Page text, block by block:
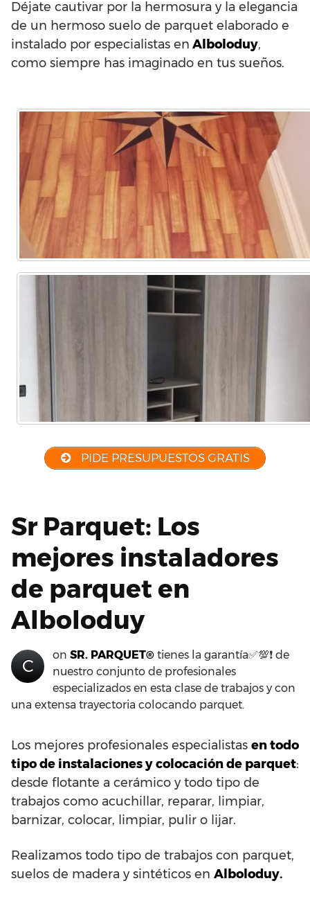
Déjate cautivar por la hermosura y la elegancia
de un hermoso suelo de parquet elaborado e
instalado por especialistas en Alboloduy,
como siempre has imaginado en tus sueños.
PIDE PRESUPUESTOS GRATIS
Sr Parquet: Los
mejores instaladores
de parquet en
Alboloduy
C
on SR. PARQUET® tienes la garantía✅💯❗ de
nuestro conjunto de profesionales
especializados en esta clase de trabajos y con
una extensa trayectoria colocando parquet.
Los mejores profesionales especialistas en todo
tipo de instalaciones y colocación de parquet:
desde flotante a cerámico y todo tipo de
trabajos como acuchillar, reparar, limpiar,
barnizar, colocar, limpiar, pulir o lijar.
Realizamos todo tipo de trabajos con parquet,
suelos de madera y sintéticos en Alboloduy.